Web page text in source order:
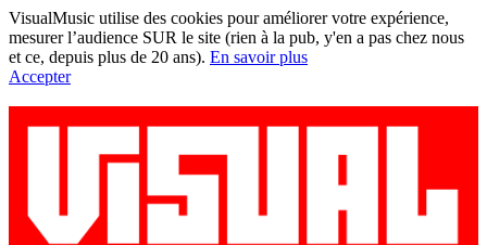
VisualMusic utilise des cookies pour améliorer votre expérience,
mesurer l’audience SUR le site (rien à la pub, y'en a pas chez nous
et ce, depuis plus de 20 ans). En savoir plus
Accepter